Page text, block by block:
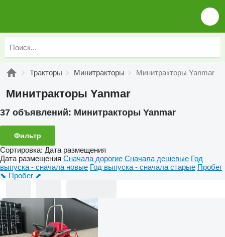
Тракторы Минитракторы Минитракторы Yanmar
Минитракторы Yanmar
37 объявлений: Минитракторы Yanmar
Фильтр
Сортировка: Дата размещения
Дата размещения Сначала дорогие Сначала дешевые Год
выпуска - сначала новые Год выпуска - сначала старые Пробег
⬊ Пробег ⬈